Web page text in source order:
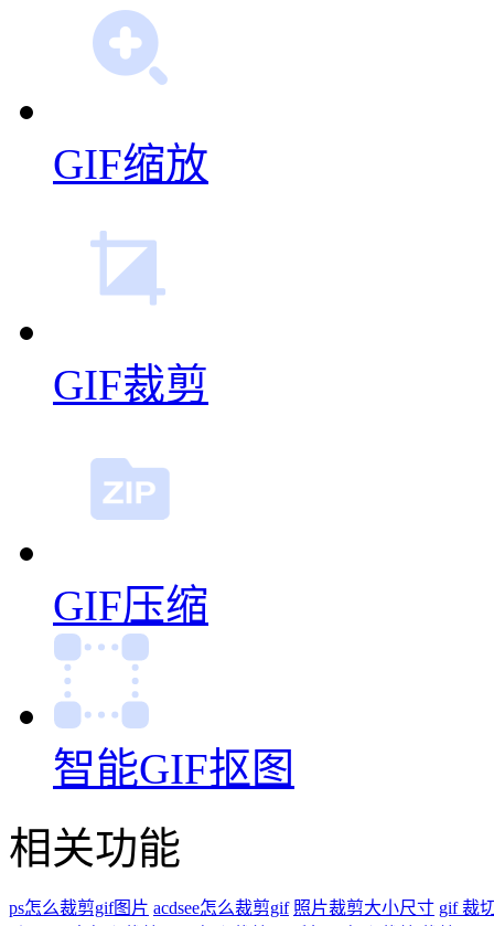
GIF缩放
GIF裁剪
GIF压缩
智能GIF抠图
相关功能
ps怎么裁剪gif图片 acdsee怎么裁剪gif 照片裁剪大小尺寸 gif 裁